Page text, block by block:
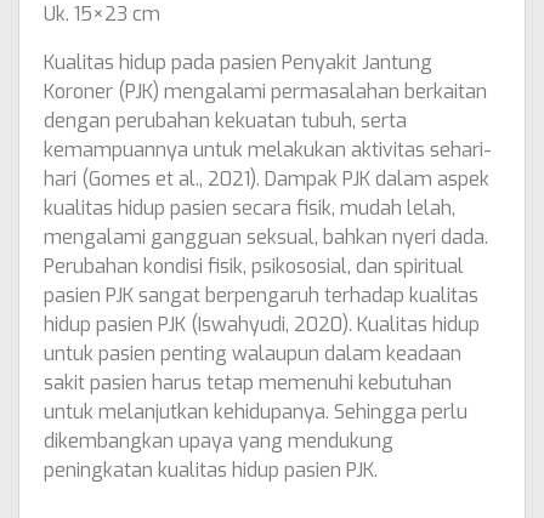
Uk. 15×23 cm
Kualitas hidup pada pasien Penyakit Jantung
Koroner (PJK) mengalami permasalahan berkaitan
dengan perubahan kekuatan tubuh, serta
kemampuannya untuk melakukan aktivitas sehari-
hari (Gomes et al., 2021). Dampak PJK dalam aspek
kualitas hidup pasien secara fisik, mudah lelah,
mengalami gangguan seksual, bahkan nyeri dada.
Perubahan kondisi fisik, psikososial, dan spiritual
pasien PJK sangat berpengaruh terhadap kualitas
hidup pasien PJK (Iswahyudi, 2020). Kualitas hidup
untuk pasien penting walaupun dalam keadaan
sakit pasien harus tetap memenuhi kebutuhan
untuk melanjutkan kehidupanya. Sehingga perlu
dikembangkan upaya yang mendukung
peningkatan kualitas hidup pasien PJK.